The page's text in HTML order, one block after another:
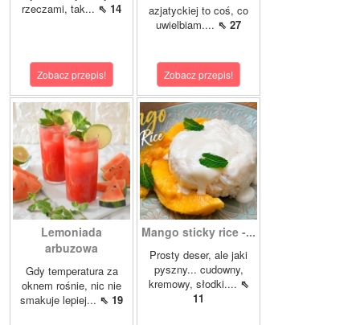
rzeczami, tak... ⇖ 14
Zobacz przepis!
azjatyckiej to coś, co
uwielbiam.... ⇖ 27
Zobacz przepis!
Lemoniada
arbuzowa
Gdy temperatura za
oknem rośnie, nic nie
smakuje lepiej... ⇖ 19
Mango sticky rice -...
Prosty deser, ale jaki
pyszny... cudowny,
kremowy, słodki.... ⇖
11